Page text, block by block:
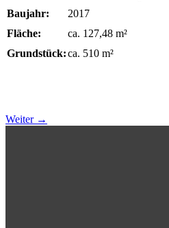
Baujahr:
2017
Fläche:
ca. 127,48 m²
Grundstück:ca. 510 m²
Weiter →